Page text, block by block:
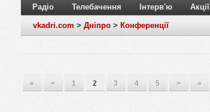
Радіо Телебачення Інтерв'ю Акції
vkadri.com > Дніпро > Конференції
« < 1 2 3 4 5 > »